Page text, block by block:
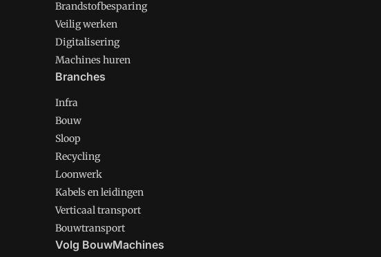
Brandstofbesparing
Veilig werken
Digitalisering
Machines huren
Branches
Infra
Bouw
Sloop
Recycling
Loonwerk
Kabels en leidingen
Verticaal transport
Bouwtransport
Volg BouwMachines